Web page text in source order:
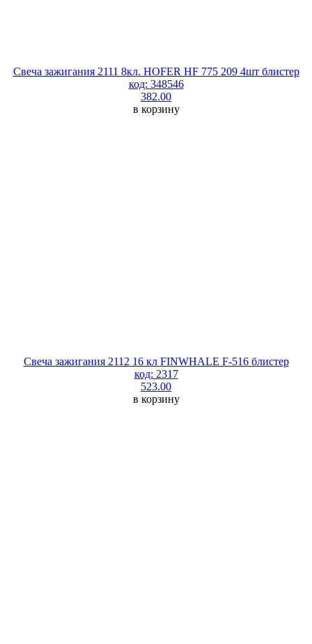
Свеча зажигания 2111 8кл. HOFER HF 775 209 4шт блистер
код: 348546
382.00
в корзину
Свеча зажигания 2112 16 кл FINWHALE F-516 блистер
код: 2317
523.00
в корзину